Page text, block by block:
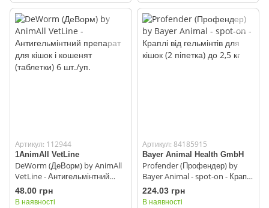
Артикул: 112944
1AnimAll VetLine
DeWorm (ДеВорм) by AnimAll
VetLine - Антигельмінтний
препарат для кішок і кошенят
(таблетки) 6 шт./уп.
48.00 грн
В наявності
Артикул: 84185915
Bayer Animal Health GmbH
Profender (Профендер) by
Bayer Animal - spot-on - Краплі
від гельмінтів для кішок (2
піпетка) до 2,5 кг
224.03 грн
В наявності